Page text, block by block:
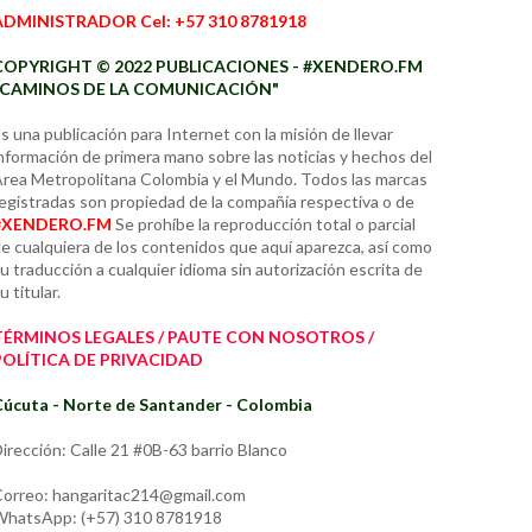
Cel: +57 310 8781918
© 2022 PUBLICACIONES - #XENDERO.FM
DE LA COMUNICACIÓN"
una publicación para Internet con la misión de llevar
de primera mano sobre las noticias y hechos del
Metropolitana Colombia y el Mundo. Todos las marcas
son propiedad de la compañía respectiva o de
Se prohíbe la reproducción total o parcial
cualquiera de los contenidos que aquí aparezca, así como
traducción a cualquier idioma sin autorización escrita de
titular.
LEGALES / PAUTE CON NOSOTROS /
DE PRIVACIDAD
- Norte de Santander - Colombia
Calle 21 #0B-63 barrio Blanco
hangaritac214@gmail.com
(+57) 310 8781918